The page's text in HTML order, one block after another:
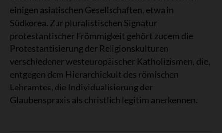
einigen asiatischen Gesellschaften, etwa in
Südkorea. Zur pluralistischen Signatur
protestantischer Frömmigkeit gehört zudem die
Protestantisierung der Religionskulturen
verschiedener westeuropäischer Katholizismen, die,
entgegen dem Hierarchiekult des römischen
Lehramtes, die Individualisierung der
Glaubenspraxis als christlich legitim anerkennen.